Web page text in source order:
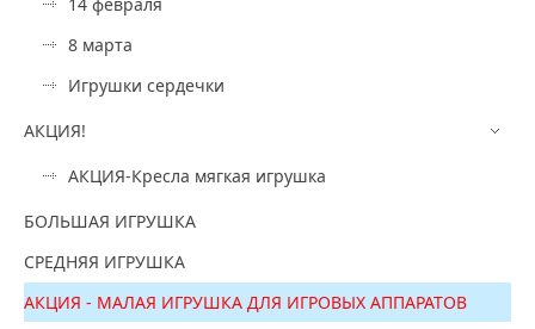
8 марта
Игрушки сердечки
АКЦИЯ!
АКЦИЯ-Кресла мягкая игрушка
БОЛЬШАЯ ИГРУШКА
СРЕДНЯЯ ИГРУШКА
АКЦИЯ - МАЛАЯ ИГРУШКА ДЛЯ ИГРОВЫХ АППАРАТОВ